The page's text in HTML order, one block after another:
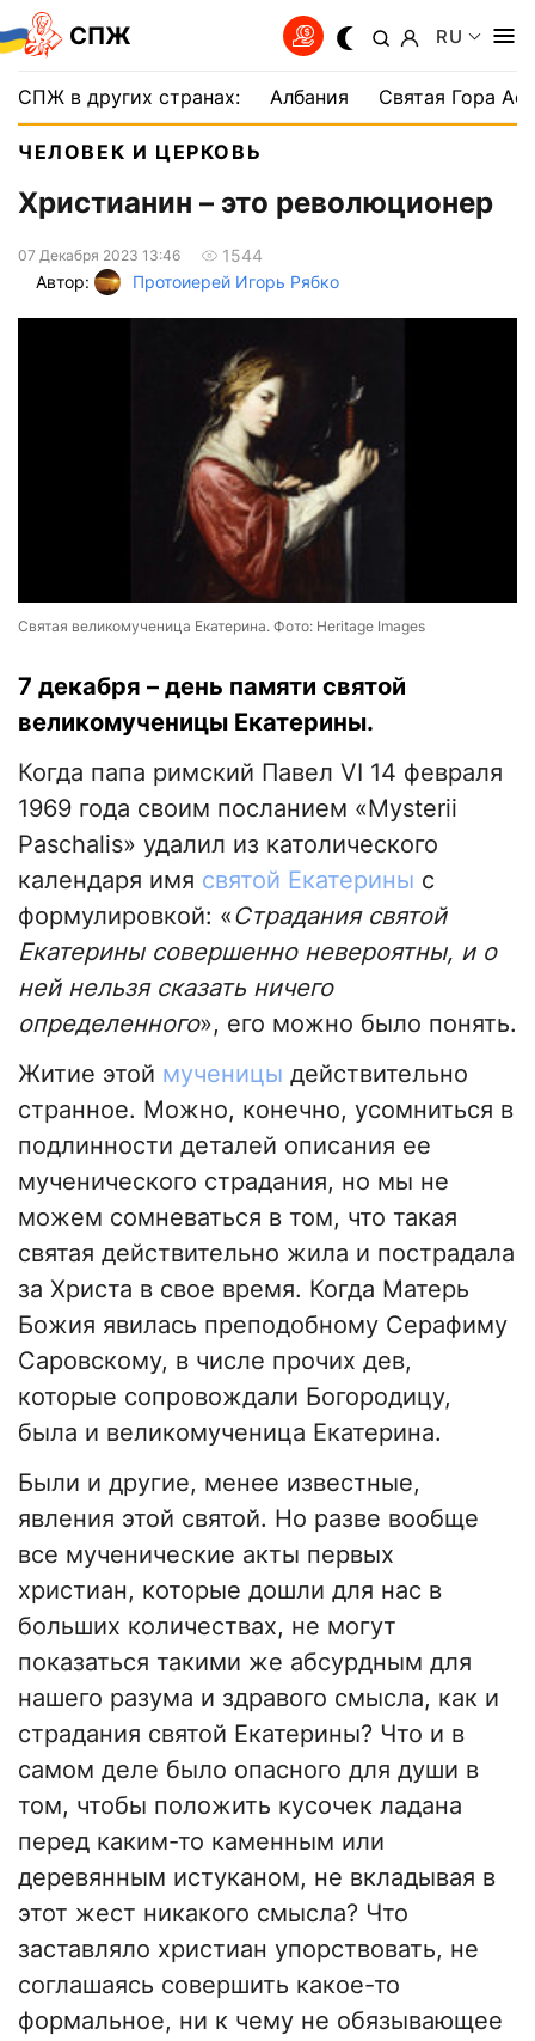
СПЖ RU
СПЖ в других странах: Албания Святая Гора
ЧЕЛОВЕК И ЦЕРКОВЬ
Христианин – это революционер
07 Декабря 2023 13:46
1544
Автор:
Протоиерей Игорь Рябко
Святая великомученица Екатерина. Фото: Heritage Images
7 декабря – день памяти святой
великомученицы Екатерины.
Когда папа римский Павел VI 14 февраля
1969 года своим посланием «Mysterii
Paschalis» удалил из католического
календаря имя святой Екатерины с
формулировкой: «Страдания святой
Екатерины совершенно невероятны, и о
ней нельзя сказать ничего
определенного», его можно было понять.
Житие этой мученицы действительно
странное. Можно, конечно, усомниться в
подлинности деталей описания ее
мученического страдания, но мы не
можем сомневаться в том, что такая
святая действительно жила и пострадала
за Христа в свое время. Когда Матерь
Божия явилась преподобному Серафиму
Саровскому, в числе прочих дев,
которые сопровождали Богородицу,
была и великомученица Екатерина.
Были и другие, менее известные,
явления этой святой. Но разве вообще
все мученические акты первых
христиан, которые дошли для нас в
больших количествах, не могут
показаться такими же абсурдным для
нашего разума и здравого смысла, как и
страдания святой Екатерины? Что и в
самом деле было опасного для души в
том, чтобы положить кусочек ладана
перед каким-то каменным или
деревянным истуканом, не вкладывая в
этот жест никакого смысла? Что
заставляло христиан упорствовать, не
соглашаясь совершить какое-то
формальное, ни к чему не обязывающее